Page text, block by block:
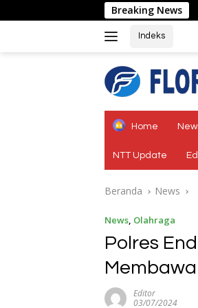
ke
Breaking News
Indeks
Home
NTT Update
Beranda News
News, Olahraga
Polres
Editor
03/07/2024